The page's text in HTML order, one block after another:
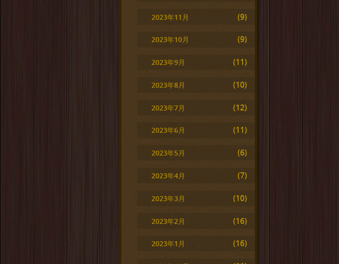
2023年11月 (9)
2023年10月 (9)
2023年9月 (11)
2023年8月 (10)
2023年7月 (12)
2023年6月 (11)
2023年5月 (6)
2023年4月 (7)
2023年3月 (10)
2023年2月 (16)
2023年1月 (16)